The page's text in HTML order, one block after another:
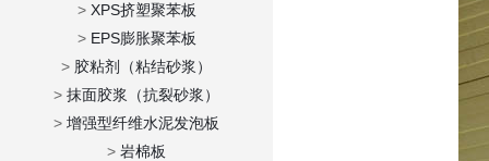
> XPS挤塑聚苯板
> EPS膨胀聚苯板
> 胶粘剂（粘结砂浆）
> 抹面胶浆（抗裂砂浆）
> 增强型纤维水泥发泡板
> 岩棉板